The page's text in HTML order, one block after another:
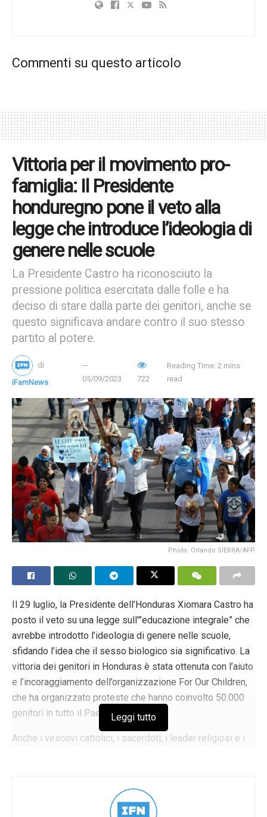
la sua precedente resilienza di fronte alle avversità.
che rappresenta.
Commenti su questo articolo
Vittoria per il movimento pro-
famiglia: Il Presidente
honduregno pone il veto alla
legge che introduce l’ideologia di
genere nelle scuole
La Presidente Castro ha riconosciuto la
pressione politica esercitata dalle folle e ha
deciso di stare dalla parte dei genitori, anche se
questo significava andare contro il suo stesso
partito al potere.
di
iFamNews
05/09/2023 722
Reading Time: 2 mins
read
Photo: Orlando SIERRA/AFP
Il 29 luglio, la Presidente dell’Honduras Xiomara Castro ha
posto il veto su una legge sull'”educazione integrale” che
avrebbe introdotto l’ideologia di genere nelle scuole,
sfidando l’idea che il sesso biologico sia significativo. La
vittoria dei genitori in Honduras è stata ottenuta con l’aiuto
e l’incoraggiamento dell’organizzazione For Our Children,
che ha organizzato proteste che hanno coinvolto 50.000
genitori in tutto il Paese.
Anche i vescovi cattolici, i sacerdoti, i leader religiosi e i
movimenti pro-famiglia hanno chiesto la loro assistenza.
Leggi tutto